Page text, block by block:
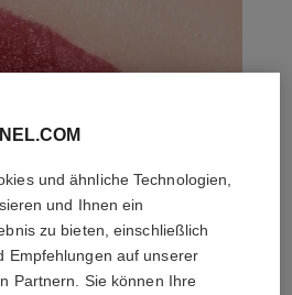
und ähnliche Technologien,
und Ihnen ein
zu bieten, einschließlich
Empfehlungen auf unserer
Partnern. Sie können Ihre